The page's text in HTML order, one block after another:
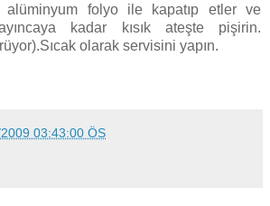
alüminyum folyo ile kapatıp etler ve
kadar kısık ateşte pişirin.
olarak servisini yapın.
03:43:00 ÖS